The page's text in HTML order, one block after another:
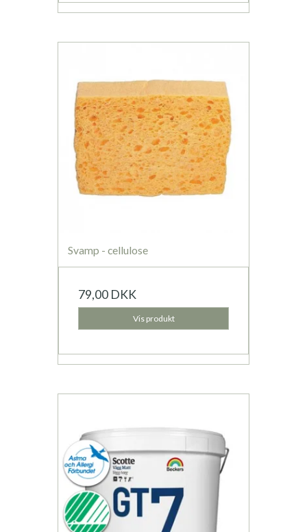
Svamp - cellulose
79,00 DKK
Vis produkt